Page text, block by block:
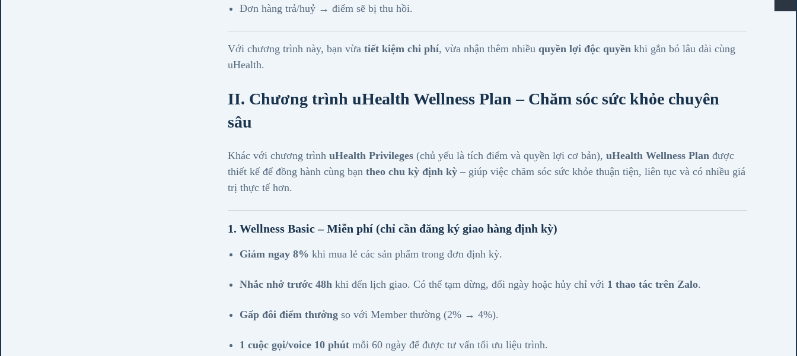
Đơn hàng trả/huỷ → điểm sẽ bị thu hồi.
Với chương trình này, bạn vừa tiết kiệm chi phí, vừa nhận thêm nhiều quyền lợi độc quyền khi gắn bó lâu dài cùng
uHealth.
II. Chương trình uHealth Wellness Plan – Chăm sóc sức khỏe chuyên
sâu
Khác với chương trình uHealth Privileges (chủ yếu là tích điểm và quyền lợi cơ bản), uHealth Wellness Plan được
thiết kế để đồng hành cùng bạn theo chu kỳ định kỳ – giúp việc chăm sóc sức khỏe thuận tiện, liên tục và có nhiều giá
trị thực tế hơn.
1. Wellness Basic –Miễn phí (chỉ cần đăng ký giao hàng định kỳ)
Giảm ngay 8% khi mua lẻ các sản phẩm trong đơn định kỳ.
Nhắc nhở trước 48h khi đến lịch giao. Có thể tạm dừng, đổi ngày hoặc hủy chỉ với 1 thao tác trên Zalo.
Gấp đôi điểm thưởng so với Member thường (2% → 4%).
1 cuộc gọi/voice 10 phút mỗi 60 ngày để được tư vấn tối ưu liệu trình.